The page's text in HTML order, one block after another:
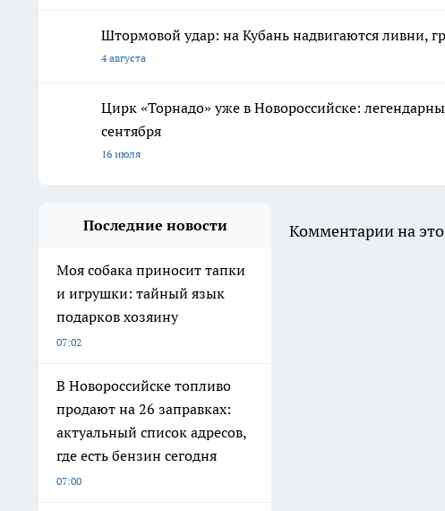
Штормовой удар: на Кубань надвигаются ливни,
4 августа
Цирк «Торнадо» уже в Новороссийске:
сентября
16 июля
Последние новости
Моя собака приносит тапки
и игрушки: тайный язык
подарков хозяину
07:02
В Новороссийске топливо
продают на 26 заправках:
актуальный список адресов,
где есть бензин сегодня
07:00
Комментарии на